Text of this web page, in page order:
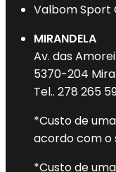
Valbom Sport
MIRANDELA
Av. das
5370-204
Tel.. 278 265
*Custo de
acordo com o
*Custo de